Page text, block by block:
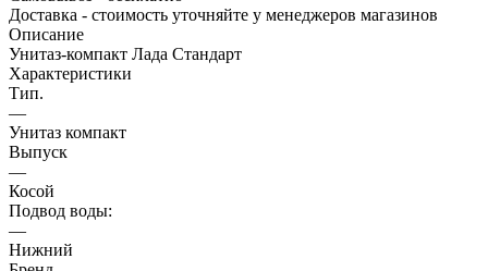
Доставка - стоимость уточняйте у менеджеров магазинов
Описание
Унитаз-компакт Лада Стандарт
Характеристики
Тип.
—
Унитаз компакт
Выпуск
—
Косой
Подвод воды:
—
Нижний